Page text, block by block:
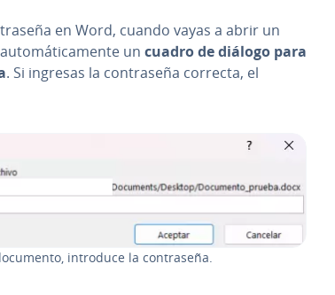
en Word, cuando vayas a abrir un
un cuadro de diálogo para
. Si ingresas la co­n­tra­se­ña correcta, el
introduce la co­n­tra­se­ña.